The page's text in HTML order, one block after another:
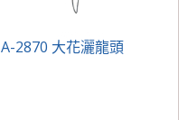
A-2870 大花灑龍頭